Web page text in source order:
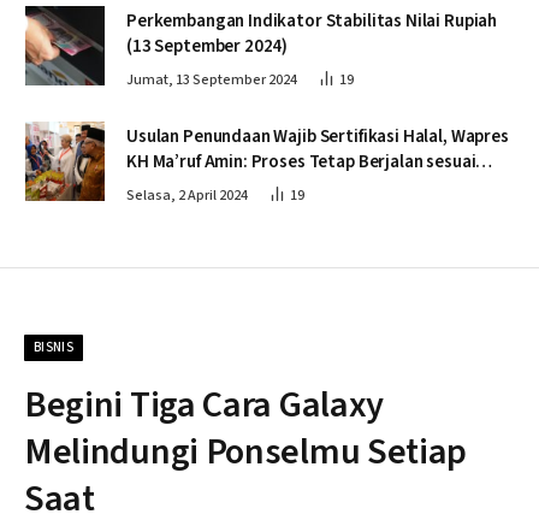
Perkembangan Indikator Stabilitas Nilai Rupiah
(13 September 2024)
Jumat, 13 September 2024 19
Usulan Penundaan Wajib Sertifikasi Halal, Wapres
KH Ma’ruf Amin: Proses Tetap Berjalan sesuai
Penahapan
Selasa, 2 April 2024 19
BISNIS
Begini Tiga Cara Galaxy
Melindungi Ponselmu Setiap
Saat